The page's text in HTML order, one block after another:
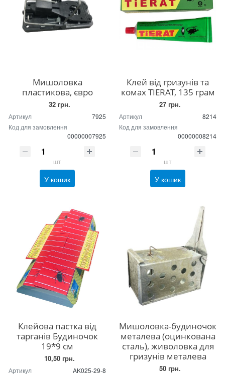
Мишоловка
пластикова, євро
32 грн.
Артикул
7925
Код для замовлення
00000007925
шт
У кошик
Клей від гризунів та
комах TIERAT, 135 грам
27 грн.
Артикул
8214
Код для замовлення
00000008214
шт
У кошик
Клейова пастка від
тарганів Будиночок
19*9 см
10,50 грн.
Артикул
AK025-29-8
Мишоловка-будиночок
металева (оцинкована
сталь), живоловка для
гризунів металева
50 грн.